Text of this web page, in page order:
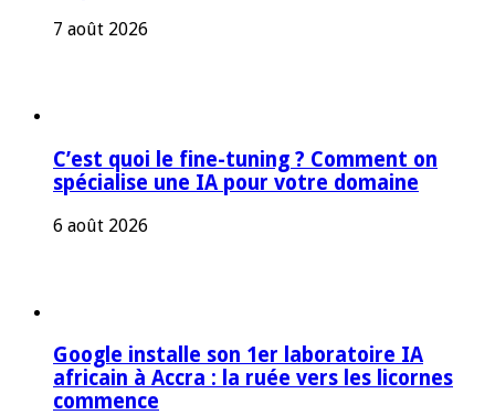
7 août 2026
C’est quoi le fine-tuning ? Comment on
spécialise une IA pour votre domaine
6 août 2026
Google installe son 1er laboratoire IA
africain à Accra : la ruée vers les licornes
commence